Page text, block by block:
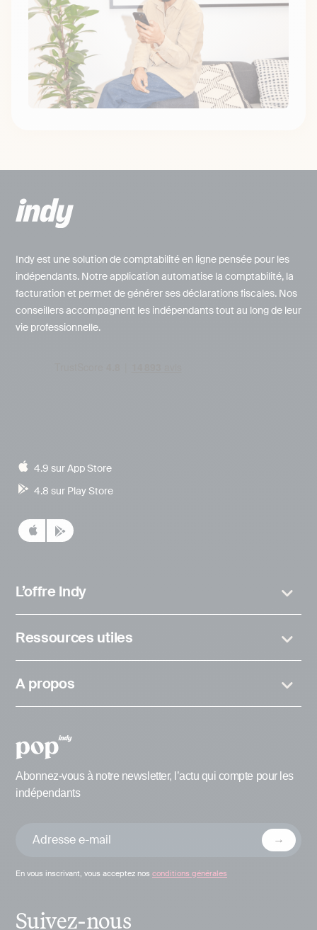
Indy est une solution de comptabilité en ligne pensée pour les
indépendants. Notre application automatise la comptabilité, la
facturation et permet de générer ses déclarations fiscales. Nos
conseillers accompagnent les indépendants tout au long de leur
vie professionnelle.
4.9 sur App Store
4.8 sur Play Store
L’offre Indy
Ressources utiles
A propos
Abonnez-vous à notre newsletter, l’actu qui compte pour les
indépendants
En vous inscrivant, vous acceptez nos conditions générales
Suivez-nous